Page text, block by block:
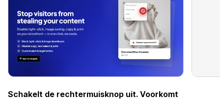
Schakelt de rechtermuisknop uit. Voorkomt